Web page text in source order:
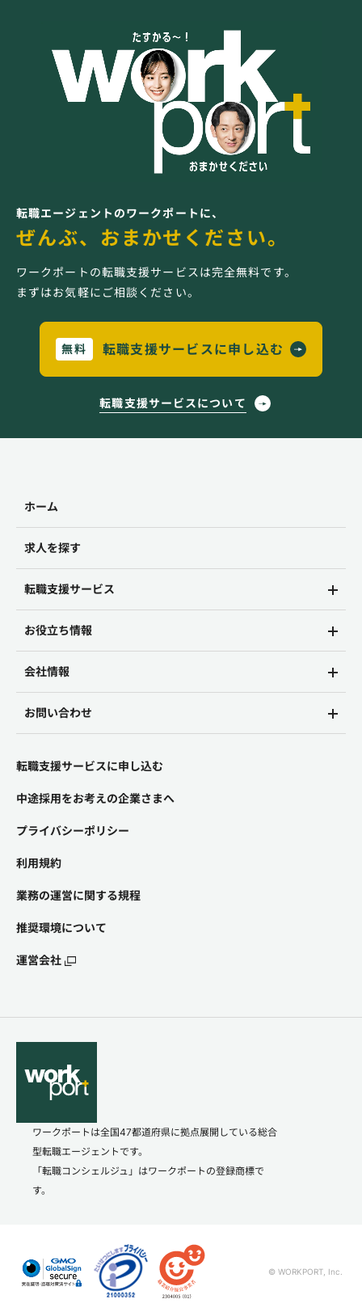
転職エージェントのワークポートに、
ぜんぶ、おまかせください。
ワークポートの転職支援サービスは完全無料です。
まずはお気軽にご相談ください。
無料 転職支援サービスに申し込む
転職支援サービスについて
ホーム
求人を探す
転職支援サービス
お役立ち情報
会社情報
お問い合わせ
転職支援サービスに申し込む
中途採用をお考えの企業さまへ
プライバシーポリシー
利用規約
業務の運営に関する規程
推奨環境について
運営会社
ワークポートは全国47都道府県に拠点展開している総合
型転職エージェントです。
「転職コンシェルジュ」はワークポートの登録商標で
す。
© WORKPORT, Inc.